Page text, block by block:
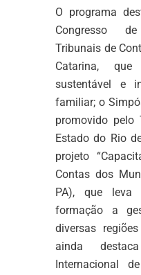
O programa
Congresso
Tribunais de
Catarina, que
sustentável e
familiar; o
promovido pelo
Estado do Rio
projeto
Contas dos
PA), que leva
formação a
diversas
ainda
Internacional